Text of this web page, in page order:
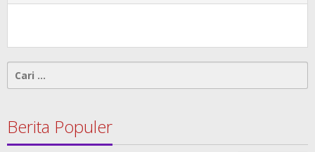
Cari
Berita Populer